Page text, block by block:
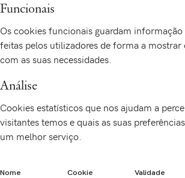
Funcionais
Os cookies funcionais guardam informação
feitas pelos utilizadores de forma a mostrar
com as suas necessidades.
Análise
Cookies estatísticos que nos ajudam a
visitantes temos e quais as suas
um melhor serviço.
Nome Cookie Validade